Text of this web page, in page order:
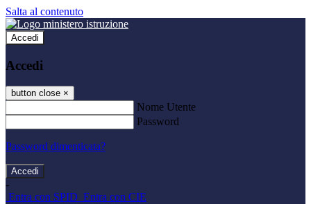
Salta al contenuto
Accedi
Accedi
button close ×
Nome Utente
Password
Password dimenticata?
-
Entra con SPID Entra con CIE